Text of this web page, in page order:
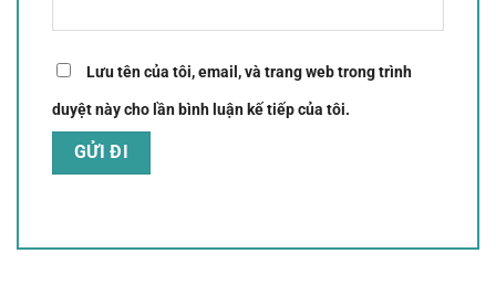
Lưu tên của tôi, email, và trang web trong trình
duyệt này cho lần bình luận kế tiếp của tôi.